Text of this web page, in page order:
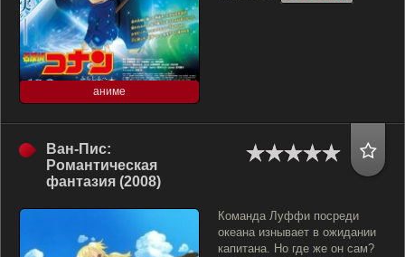
аниме
Ван-Пис:
Романтическая
фантазия (2008)
Команда Луффи посреди
океана изнывает в ожидании
капитана. Но где же он сам?